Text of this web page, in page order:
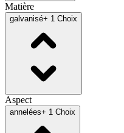
Matière
galvanisé+ 1 Choix
Aspect
annelées+ 1 Choix